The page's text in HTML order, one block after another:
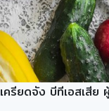
เครียดจัง บีทีเอสเสีย